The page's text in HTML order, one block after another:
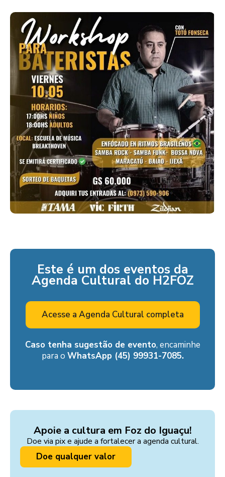
Este é um dos eventos da
Agenda Cultural do H2FOZ
Acesse a Agenda Cultural completa
Caso tenha sugestão de evento, encaminhe
para o WhatsApp (45) 99931-7085.
Apoie a cultura em Foz do Iguaçu!
Doe via pix e ajude a fortalecer a agenda cultural.
Doe qualquer valor